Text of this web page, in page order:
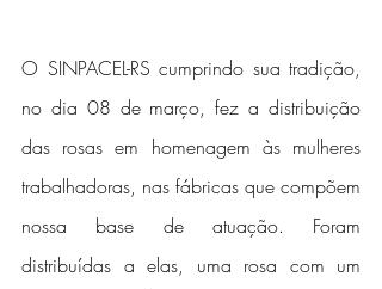
O SINPACEL-RS cumprindo sua tradição,
no dia 08 de março, fez a distribuição
das rosas em homenagem às mulheres
trabalhadoras, nas fábricas que compõem
nossa base de atuação. Foram
distribuídas a elas, uma rosa com um